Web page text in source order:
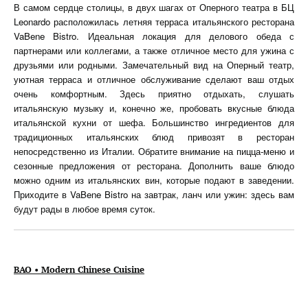
В самом сердце столицы, в двух шагах от Оперного театра в БЦ
Leonardo расположилась летняя терраса итальянского ресторана
VaBene Bistro. Идеальная локация для делового обеда с
партнерами или коллегами, а также отличное место для ужина с
друзьями или родными. Замечательный вид на Оперный театр,
уютная терраса и отличное обслуживание сделают ваш отдых
очень комфортным. Здесь приятно отдыхать, слушать
итальянскую музыку и, конечно же, пробовать вкусные блюда
итальянской кухни от шефа. Большинство ингредиентов для
традиционных итальянских блюд привозят в ресторан
непосредственно из Италии. Обратите внимание на пицца-меню и
сезонные предложения от ресторана. Дополнить ваше блюдо
можно одним из итальянских вин, которые подают в заведении.
Приходите в VaBene Bistro на завтрак, ланч или ужин: здесь вам
будут рады в любое время суток.
BAO • Modern Chinese Cuisine